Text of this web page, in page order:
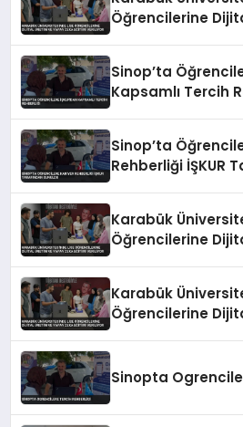
Öğrencilerine
Sinop’ta
Kapsamlı Tercih
Sinop’ta
Rehberliği İŞKUR
Karabük
Öğrencilerine
Karabük
Öğrencilerine
Sinopta